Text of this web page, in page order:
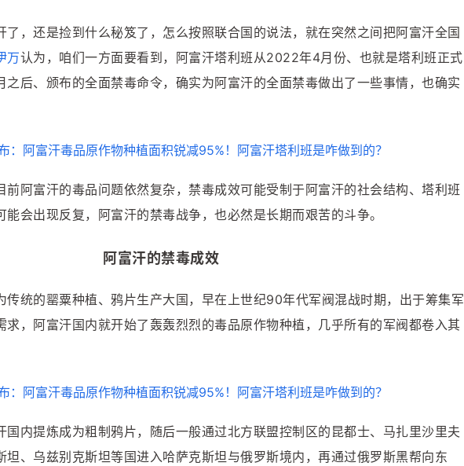
了，还是捡到什么秘笈了，怎么按照联合国的说法，就在突然之间把阿富汗全国
万认为，咱们一方面要看到，阿富汗塔利班从2022年4月份、也就是塔利班正式
之后、颁布的全面禁毒命令，确实为阿富汗的全面禁毒做出了一些事情，也确实
前阿富汗的毒品问题依然复杂，禁毒成效可能受制于阿富汗的社会结构、塔利班
会出现反复，阿富汗的禁毒战争，也必然是长期而艰苦的斗争。
阿富汗的禁毒成效
传统的罂粟种植、鸦片生产大国，早在上世纪90年代军阀混战时期，出于筹集军
求，阿富汗国内就开始了轰轰烈烈的毒品原作物种植，几乎所有的军阀都卷入其
国内提炼成为粗制鸦片，随后一般通过北方联盟控制区的昆都士、马扎里沙里夫
坦、乌兹别克斯坦等国进入哈萨克斯坦与俄罗斯境内，再通过俄罗斯黑帮向东